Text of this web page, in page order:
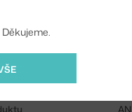
světla:
(LED):